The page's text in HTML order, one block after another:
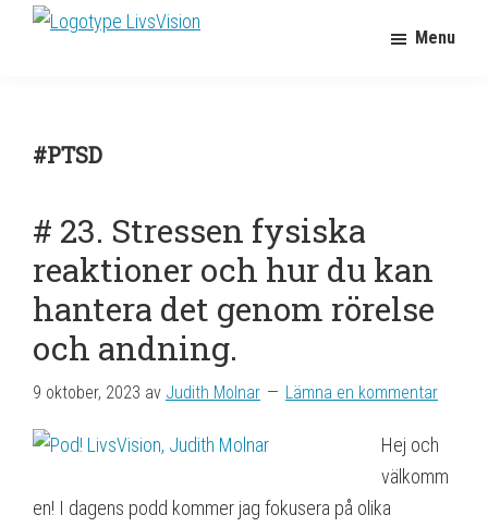
Hoppa
Hoppa
utveckling
Menu
#PTSD
# 23. Stressen fysiska
reaktioner och hur du kan
hantera det genom rörelse
och andning.
9 oktober, 2023 av Judith Molnar Lämna en kommentar
Hej och
välkomm
en! I dagens podd kommer jag fokusera på olika